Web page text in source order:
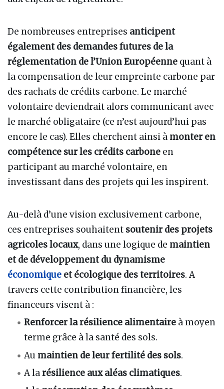
De nombreuses entreprises anticipent
également des demandes futures de la
réglementation de l’Union Européenne quant à
la compensation de leur empreinte carbone par
des rachats de crédits carbone. Le marché
volontaire deviendrait alors communicant avec
le marché obligataire (ce n’est aujourd’hui pas
encore le cas). Elles cherchent ainsi à monter en
compétence sur les crédits carbone en
participant au marché volontaire, en
investissant dans des projets qui les inspirent.
Au-delà d’une vision exclusivement carbone,
ces entreprises souhaitent soutenir des projets
agricoles locaux, dans une logique de maintien
et de développement du dynamisme
économique et écologique des territoires. A
travers cette contribution financière, les
financeurs visent à :
Renforcer la résilience alimentaire à moyen
terme grâce à la santé des sols.
Au maintien de leur fertilité des sols.
A larésilience aux aléas climatiques.